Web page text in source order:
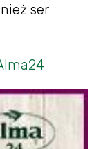
ser